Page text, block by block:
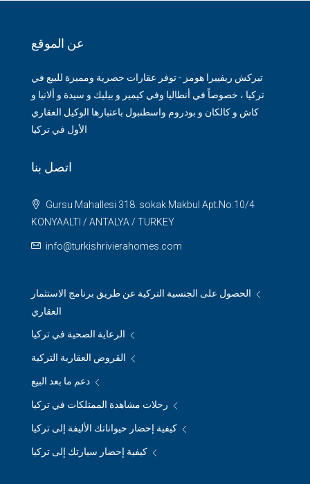
عن الموقع
تيركش ريفييرا هومز - توفر عقارات حصرية ومميزة للبيع في
تركيا ، خصوصاً في أنطاليا وفي كيمير و بيليك و سيدة و ألانيا و
كاش و كالكان و بودروم واسطنبول باعتبارها الوكيل العقاري
الأول في تركيا
اتصل بنا
Gursu Mahallesi 318. sokak Makbul Apt.No:10/4
KONYAALTI / ANTALYA / TURKEY
info@turkishrivierahomes.com
الحصول على الجنسية التركية عن طريق برنامج الاستثمار
العقاري
الرعاية الصحية في تركيا
القروض العقارية التركية
دعم ما بعد البيع
رحلات مشاهدة الممتلكات في تركيا
كيفية إحضار حيواناتك الأليفة إلى تركيا
كيفية إحضار سيارتك إلى تركيا